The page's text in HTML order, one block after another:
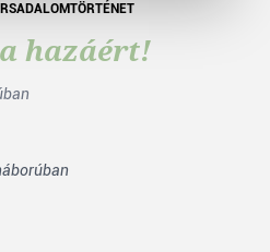
hazáért!